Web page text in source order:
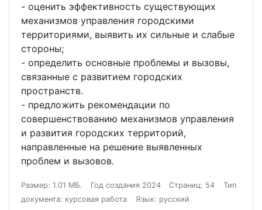
- оценить эффективность существующих
механизмов управления городскими
территориями, выявить их сильные и слабые
стороны;
- определить основные проблемы и вызовы,
связанные с развитием городских
пространств.
- предложить рекомендации по
совершенствованию механизмов управления
и развития городских территорий,
направленные на решение выявленных
проблем и вызовов.
Размер: 1.01 МБ. Год создания 2024 Страниц: 54
Тип
документа: курсовая работа
Язык: русский